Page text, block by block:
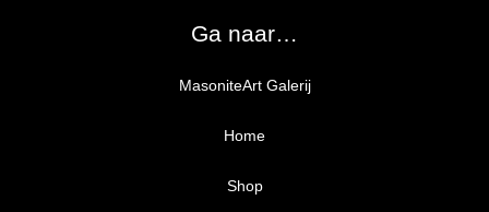
Ga naar…
MasoniteArt Galerij
Home
Shop